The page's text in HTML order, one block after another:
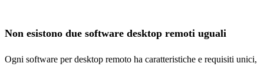
Non esistono due software desktop remoti uguali
Ogni software per desktop remoto ha caratteristiche e requisiti unici,